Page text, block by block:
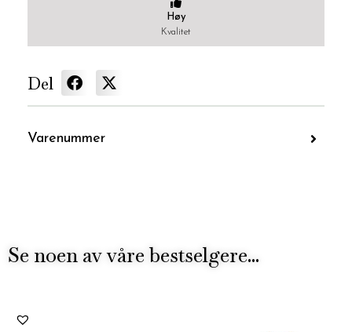
Høy
Kvalitet
Del
Varenummer
Se noen av våre bestselgere...